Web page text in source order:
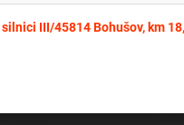
III/45814 Bohušov, km